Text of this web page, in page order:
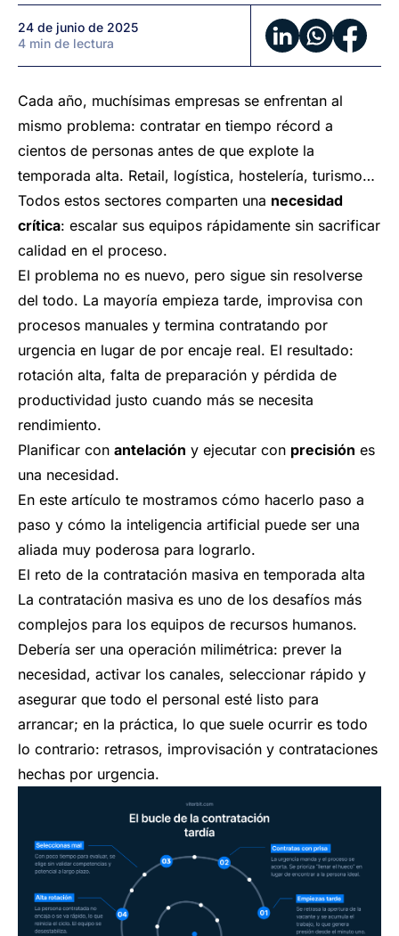
alta?
24 de junio de 2025
4 min de lectura
Cada año, muchísimas empresas se enfrentan al
mismo problema: contratar en tiempo récord a
cientos de personas antes de que explote la
temporada alta. Retail, logística, hostelería, turismo…
Todos estos sectores comparten una necesidad
crítica: escalar sus equipos rápidamente sin sacrificar
calidad en el proceso.
El problema no es nuevo, pero sigue sin resolverse
del todo. La mayoría empieza tarde, improvisa con
procesos manuales y termina contratando por
urgencia en lugar de por encaje real. El resultado:
rotación alta, falta de preparación y pérdida de
productividad justo cuando más se necesita
rendimiento.
Planificar con antelación y ejecutar con precisión es
una necesidad.
En este artículo te mostramos cómo hacerlo paso a
paso y cómo la inteligencia artificial puede ser una
aliada muy poderosa para lograrlo.
El reto de la contratación masiva en temporada alta
La contratación masiva es uno de los desafíos más
complejos para los equipos de recursos humanos.
Debería ser una operación milimétrica: prever la
necesidad, activar los canales, seleccionar rápido y
asegurar que todo el personal esté listo para
arrancar; en la práctica, lo que suele ocurrir es todo
lo contrario: retrasos, improvisación y contrataciones
hechas por urgencia.